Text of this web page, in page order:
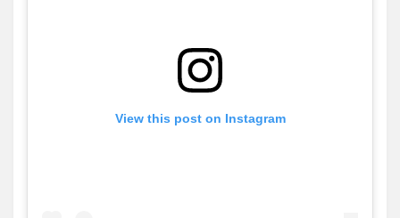
View this post on Instagram